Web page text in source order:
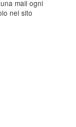
mail ogni
nel sito